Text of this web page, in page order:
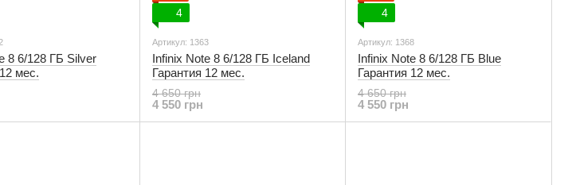
8 6/128 ГБ Silver
мес.
4
Артикул: 1363
Infinix Note 8 6/128 ГБ Iceland
Гарантия 12 мес.
4 650 грн
4 550 грн
4
Артикул: 1368
Infinix Note 8 6/128 ГБ Blue
Гарантия 12 мес.
4 650 грн
4 550 грн